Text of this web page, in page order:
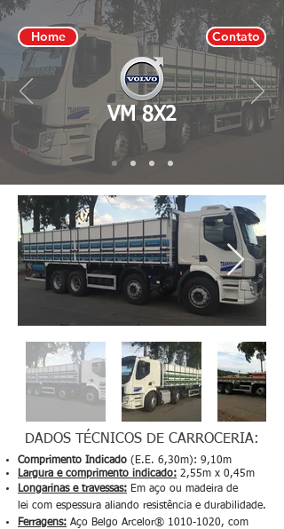
Home Contato
VM 8X2
DADOS TÉCNICOS DE CARROCERIA:
Comprimento Indicado (E.E. 6,30m): 9,10m
Largura e comprimento indicado: 2,55m x 0,45m
Longarinas e travessas: Em aço ou madeira de
lei com espessura aliando resistência e durabilidade.
Ferragens: Aço Belgo Arcelor® 1010-1020, com